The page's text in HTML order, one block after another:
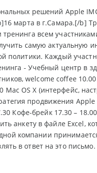
решений Apple
марта в г.Самара.[/b]
всем
самую актуальную
политики. Каждый
- Учебный центр в
welcome coffee
OS X (интерфейс,
продвижения
Кофе-брейк 17.30 –
анкету в файле Excel,
компании
в ответ на это письмо.